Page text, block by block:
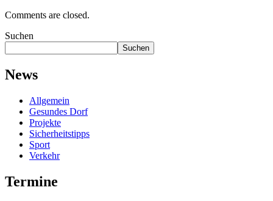
Comments are closed.
Suchen
Suchen
News
Allgemein
Gesundes Dorf
Projekte
Sicherheitstipps
Sport
Verkehr
Termine